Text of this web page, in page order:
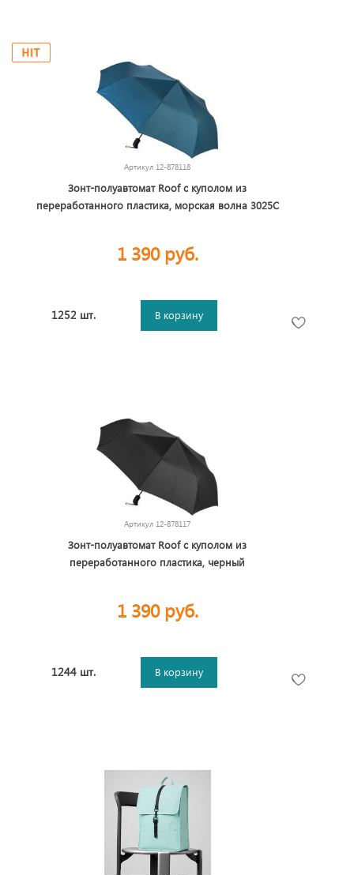
Артикул 12-878118
Зонт-полуавтомат Roof с куполом из
переработанного пластика, морская волна 3025C
1 390 руб.
1252 шт. В корзину
Артикул 12-878117
Зонт-полуавтомат Roof с куполом из
переработанного пластика, черный
1 390 руб.
1244 шт. В корзину